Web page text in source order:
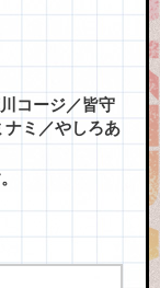
コージ／皆守
ナミ／やしろあ